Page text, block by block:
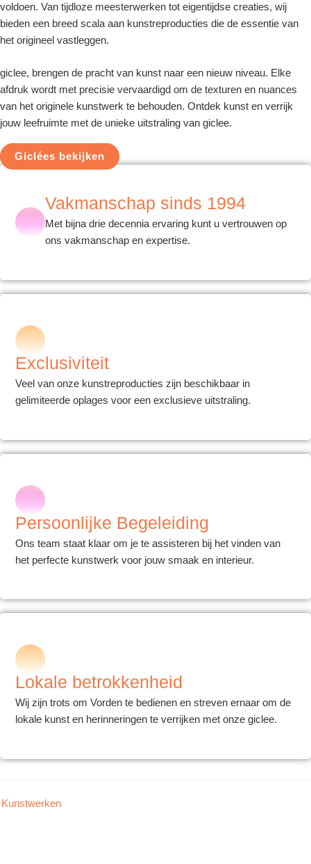
voldoen. Van tijdloze meesterwerken tot eigentijdse creaties, wij
bieden een breed scala aan kunstreproducties die de essentie van
het origineel vastleggen.
giclee, brengen de pracht van kunst naar een nieuw niveau. Elke
afdruk wordt met precisie vervaardigd om de texturen en nuances
van het originele kunstwerk te behouden. Ontdek kunst en verrijk
jouw leefruimte met de unieke uitstraling van giclee.
Giclées bekijken
Vakmanschap sinds 1994
Met bijna drie decennia ervaring kunt u vertrouwen op
ons vakmanschap en expertise.
Exclusiviteit
Veel van onze kunstreproducties zijn beschikbaar in
gelimiteerde oplages voor een exclusieve uitstraling.
Persoonlijke Begeleiding
Ons team staat klaar om je te assisteren bij het vinden van
het perfecte kunstwerk voor jouw smaak en interieur.
Lokale betrokkenheid
Wij zijn trots om Vorden te bedienen en streven ernaar om de
lokale kunst en herinneringen te verrijken met onze giclee.
Kunstwerken